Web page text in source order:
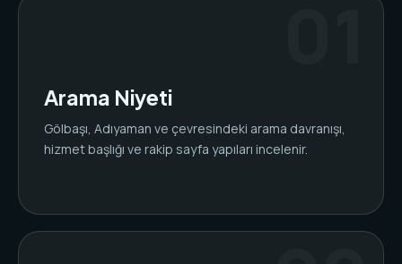
Arama Niyeti
Gölbaşı, Adıyaman ve çevresindeki arama davranışı,
hizmet başlığı ve rakip sayfa yapıları incelenir.